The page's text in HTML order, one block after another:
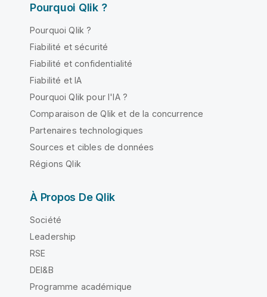
Pourquoi Qlik ?
Pourquoi Qlik ?
Fiabilité et sécurité
Fiabilité et confidentialité
Fiabilité et IA
Pourquoi Qlik pour l'IA ?
Comparaison de Qlik et de la concurrence
Partenaires technologiques
Sources et cibles de données
Régions Qlik
À Propos De Qlik
Société
Leadership
RSE
DEI&B
Programme académique